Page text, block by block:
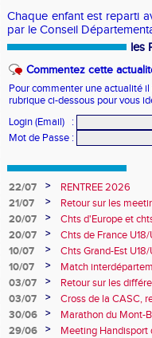
Chaque enfant est reparti
par le Conseil
les
Commentez cette
Pour commenter une actualité
rubrique ci-dessous pour vous
Login (Email)
:
Mot de Passe :
22/07 >
RENTREE 2026
21/07
>
Retour sur les
20/07
>
Chts d'Europe et
champion d'Europe
20/07 >
Chts de France
10e
10/07 >
Chts Grand-Est
10/07
>
Match
Obernai
03/07 >
Retour sur les
03/07
>
Cross de la CASC,
collèges
30/06 >
Marathon du Mont-
29/06
>
Meeting Handisport